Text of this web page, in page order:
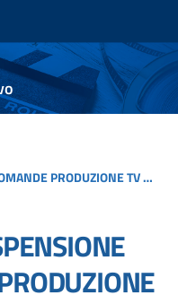
TAX CREDIT – SOSPENSIONE INVIO DOMANDE PRODUZIONE TV E WEB